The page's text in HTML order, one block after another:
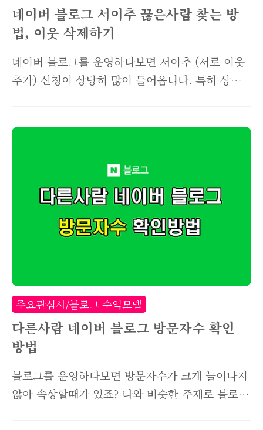
실검을..
네이버 블로그 서이추 끊은사람 찾는 방
법, 이웃 삭제하기
네이버 블로그를 운영하다보면 서이추 (서로 이웃
추가) 신청이 상당히 많이 들어옵니다. 특히 상업
어버리는 거죠. 자신의 블로그 이웃수를 늘리려고
찾아내고, 나도 이웃을 삭제하는 방법을 알려드리
려고 합니다. "네이버 블로그 서이추 끊은 사람 찾
는 방법, 나도 이웃 끊는 방법" 위 사진 우측 이미
지처럼 본인의 블로그에 '네이버 이웃커넥트'가 있
새창이 뜨면서 이웃커넥트로 이동합니다. 여기서
'열린이웃 관리'를 선택해주세요. 본인 블로그의
이웃들을 전부 볼 수 있습니다. 여기서..
주요관심사/블로그 수익모델
다른사람 네이버 블로그 방문자수 확인
방법
블로그를 운영하다보면 방문자수가 크게 늘어나지
않아 속상할때가 있죠? 나와 비슷한 주제로 블로